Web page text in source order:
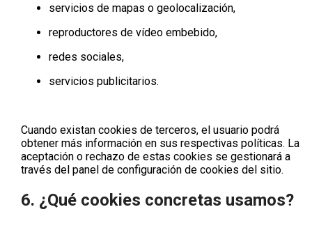
servicios de mapas o geolocalización,
reproductores de vídeo embebido,
redes sociales,
servicios publicitarios.
Cuando existan cookies de terceros, el usuario podrá
obtener más información en sus respectivas políticas. La
aceptación o rechazo de estas cookies se gestionará a
través del panel de configuración de cookies del sitio.
6. ¿Qué cookies concretas usamos?